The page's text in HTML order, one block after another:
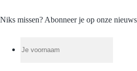
Niks missen? Abonneer je op onze